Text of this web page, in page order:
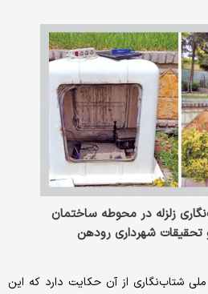
زلزله در محوطه ساختمان
تحقیقات شهرداری رودهن
شتاب‌نگاری از آن حکایت دارد که این